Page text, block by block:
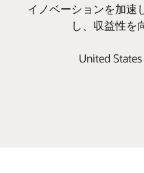
イノベーションを加速
し、収益性を
United